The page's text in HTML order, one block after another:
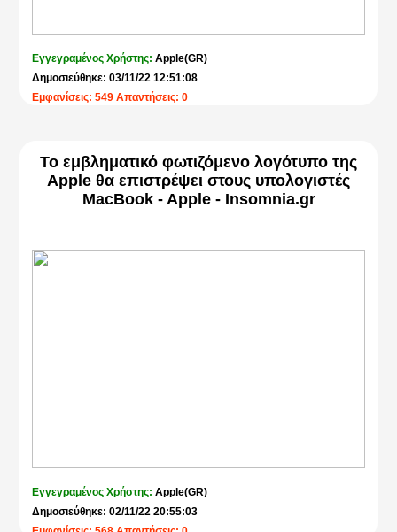
Εγγεγραμένος Χρήστης:Apple(GR)
Δημοσιεύθηκε: 03/11/22 12:51:08
Εμφανίσεις: 549 Απαντήσεις: 0
Το εμβληματικό φωτιζόμενο λογότυπο της
Apple θα επιστρέψει στους υπολογιστές
MacBook - Apple - Insomnia.gr
Εγγεγραμένος Χρήστης:Apple(GR)
Δημοσιεύθηκε: 02/11/22 20:55:03